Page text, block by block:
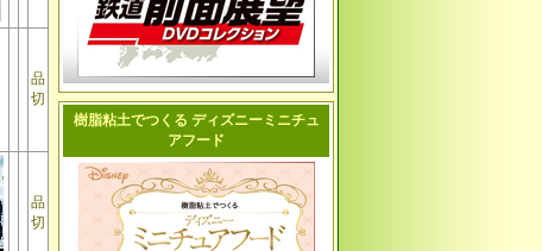
品
切
品
切
樹脂粘土でつくる ディズニーミニチュ
アフード